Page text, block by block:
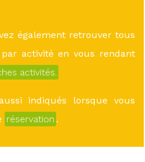
également retrouver tous
activité en vous rendant
activités.
indiqués lorsque vous
réservation .